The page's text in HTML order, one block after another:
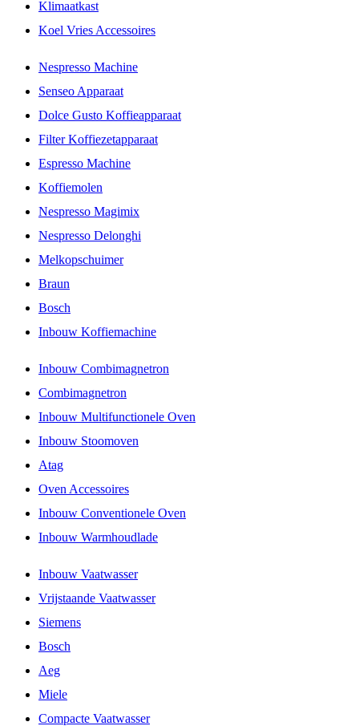
Klimaatkast
Koel Vries Accessoires
Nespresso Machine
Senseo Apparaat
Dolce Gusto Koffieapparaat
Filter Koffiezetapparaat
Espresso Machine
Koffiemolen
Nespresso Magimix
Nespresso Delonghi
Melkopschuimer
Braun
Bosch
Inbouw Koffiemachine
Inbouw Combimagnetron
Combimagnetron
Inbouw Multifunctionele Oven
Inbouw Stoomoven
Atag
Oven Accessoires
Inbouw Conventionele Oven
Inbouw Warmhoudlade
Inbouw Vaatwasser
Vrijstaande Vaatwasser
Siemens
Bosch
Aeg
Miele
Compacte Vaatwasser